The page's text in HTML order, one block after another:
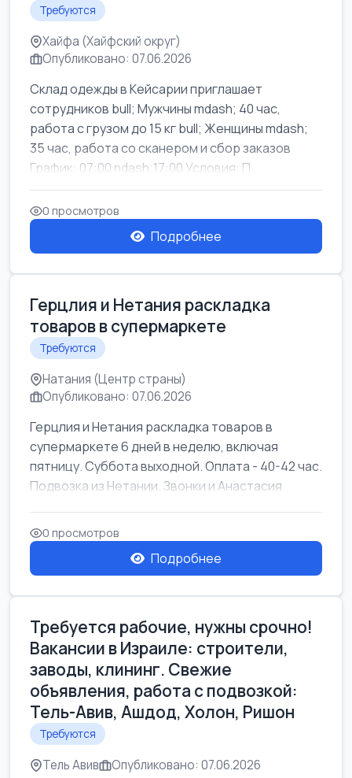
Требуются
Хайфа (Хайфский округ)
Опубликовано: 07.06.2026
Склад одежды в Кейсарии приглашает
сотрудников bull; Мужчины mdash; 40 час,
работа с грузом до 15 кг bull; Женщины mdash;
35 час, работа со сканером и сбор заказов
График: 07:00 ndash;17:00 Условия: П...
0 просмотров
Подробнее
Герцлия и Нетания раскладка
товаров в супермаркете
Требуются
Натания (Центр страны)
Опубликовано: 07.06.2026
Герцлия и Нетания раскладка товаров в
супермаркете 6 дней в неделю, включая
пятницу. Суббота выходной. Оплата - 40-42 час.
Подвозка из Нетании. Звонки и Анастасия
0 просмотров
Подробнее
Требуется рабочие, нужны срочно!
Вакансии в Израиле: строители,
заводы, клининг. Свежие
объявления, работа с подвозкой:
Тель-Авив, Ашдод, Холон, Ришон
Требуются
Тель Авив Опубликовано: 07.06.2026